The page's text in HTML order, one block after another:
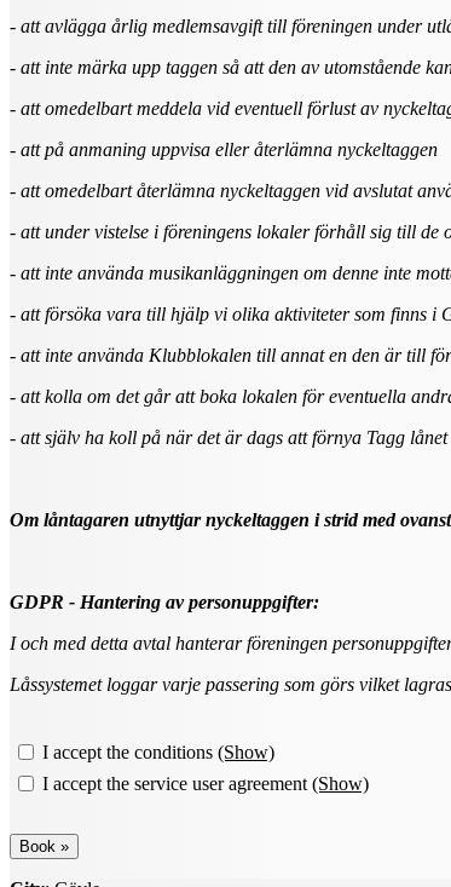
- att avlägga årlig medlemsavgift till föreningen under
- att inte märka upp taggen så att den av utomstående
- att omedelbart meddela vid eventuell förlust av
- att på anmaning uppvisa eller återlämna nyckeltaggen
- att omedelbart återlämna nyckeltaggen vid avslutat
- att under vistelse i föreningens lokaler förhåll sig till de
- att inte använda musikanläggningen om denne inte
- att försöka vara till hjälp vi olika aktiviteter som finns i
- att inte använda Klubblokalen till annat en den är till
- att kolla om det går att boka lokalen för eventuella
- att själv ha koll på när det är dags att förnya Tagg lånet
Om låntagaren utnyttjar nyckeltaggen i strid med
GDPR - Hantering av personuppgifter:
I och med detta avtal hanterar föreningen
Låssystemet loggar varje passering som görs vilket
I accept the conditions (Show)
I accept the service user agreement (Show)